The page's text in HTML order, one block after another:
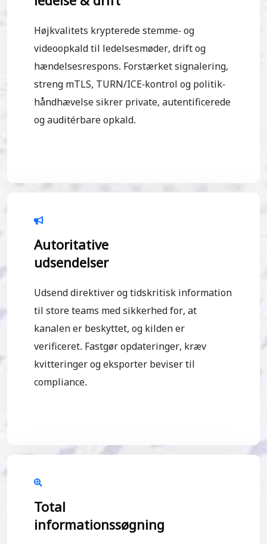
Højkvalitets krypterede stemme- og
videoopkald til ledelsesmøder, drift og
hændelsesrespons. Forstærket signalering,
streng mTLS, TURN/ICE-kontrol og politik-
håndhævelse sikrer private, autentificerede
og auditérbare opkald.
Autoritative
udsendelser
Udsend direktiver og tidskritisk information
til store teams med sikkerhed for, at
kanalen er beskyttet, og kilden er
verificeret. Fastgør opdateringer, kræv
kvitteringer og eksporter beviser til
compliance.
Total
informationssøgning